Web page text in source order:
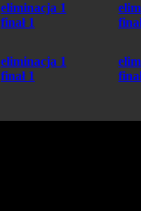
eliminacja 1
finał 1
eliminacja 1
finał 1